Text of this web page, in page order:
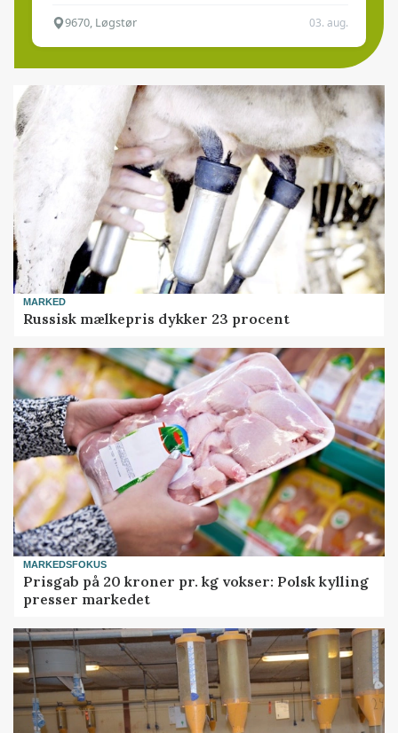
9670, Løgstør 03. aug.
MARKED
Russisk mælkepris dykker 23 procent
MARKEDSFOKUS
Prisgab på 20 kroner pr. kg vokser: Polsk kylling
presser markedet